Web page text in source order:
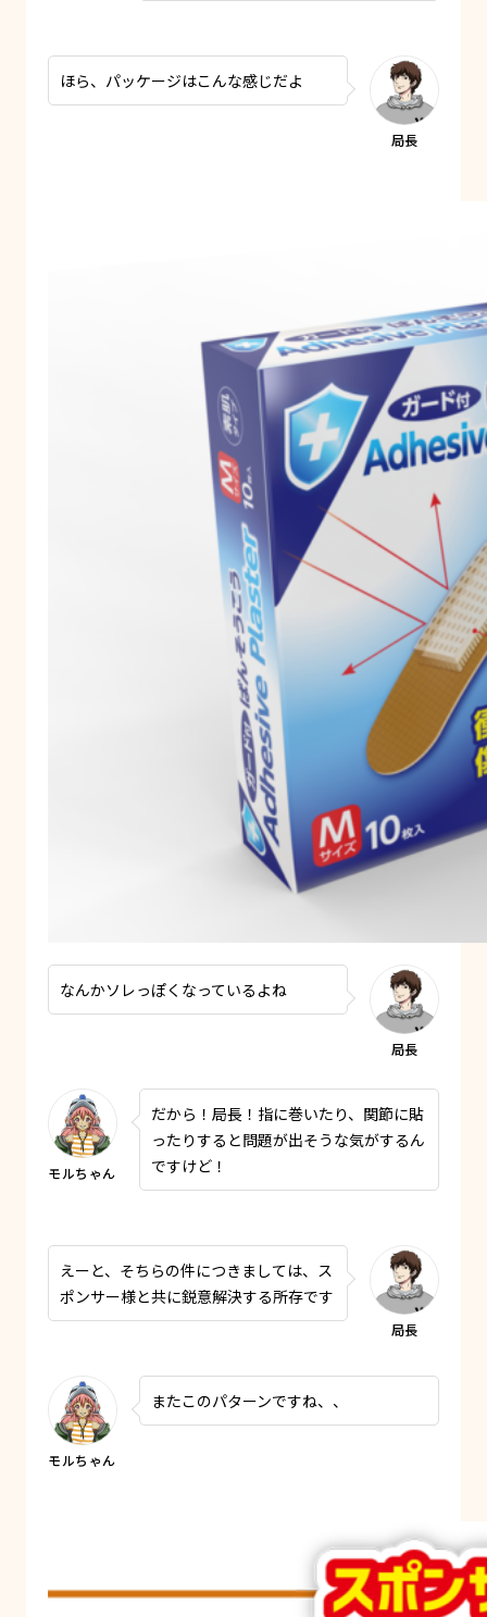
ほら、パッケージはこんな感じだよ
なんかソレっぽくなっているよね
だから！局長！指に巻いたり、関節に貼
ったりすると問題が出そうな気がするん
ですけど！
えーと、そちらの件につきましては、ス
ポンサー様と共に鋭意解決する所存です
またこのパターンですね、、